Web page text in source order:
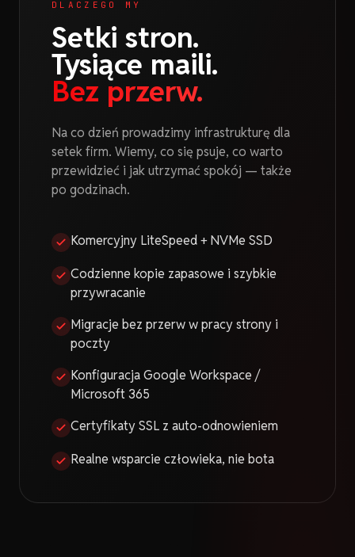
DLACZEGO MY
Setki stron.
Tysiące maili.
Bez przerw.
Na co dzień prowadzimy infrastrukturę dla
setek firm. Wiemy, co się psuje, co warto
przewidzieć i jak utrzymać spokój — także
po godzinach.
Komercyjny LiteSpeed + NVMe SSD
Codzienne kopie zapasowe i szybkie
przywracanie
Migracje bez przerw w pracy strony i
poczty
Konfiguracja Google Workspace /
Microsoft 365
Certyfikaty SSL z auto-odnowieniem
Realne wsparcie człowieka, nie bota